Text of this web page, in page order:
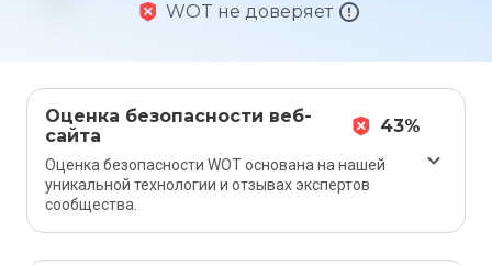
WOT не доверяет
Оценка безопасности веб-
сайта
43%
Оценка безопасности WOT основана на нашей
уникальной технологии и отзывах экспертов
сообщества.